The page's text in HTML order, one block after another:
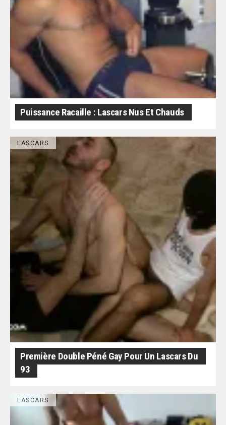
Puissance Racaille : Lascars Nus Et Chauds
LASCARS
Première Double Péné Gay Pour Un Lascars Du
93
LASCARS